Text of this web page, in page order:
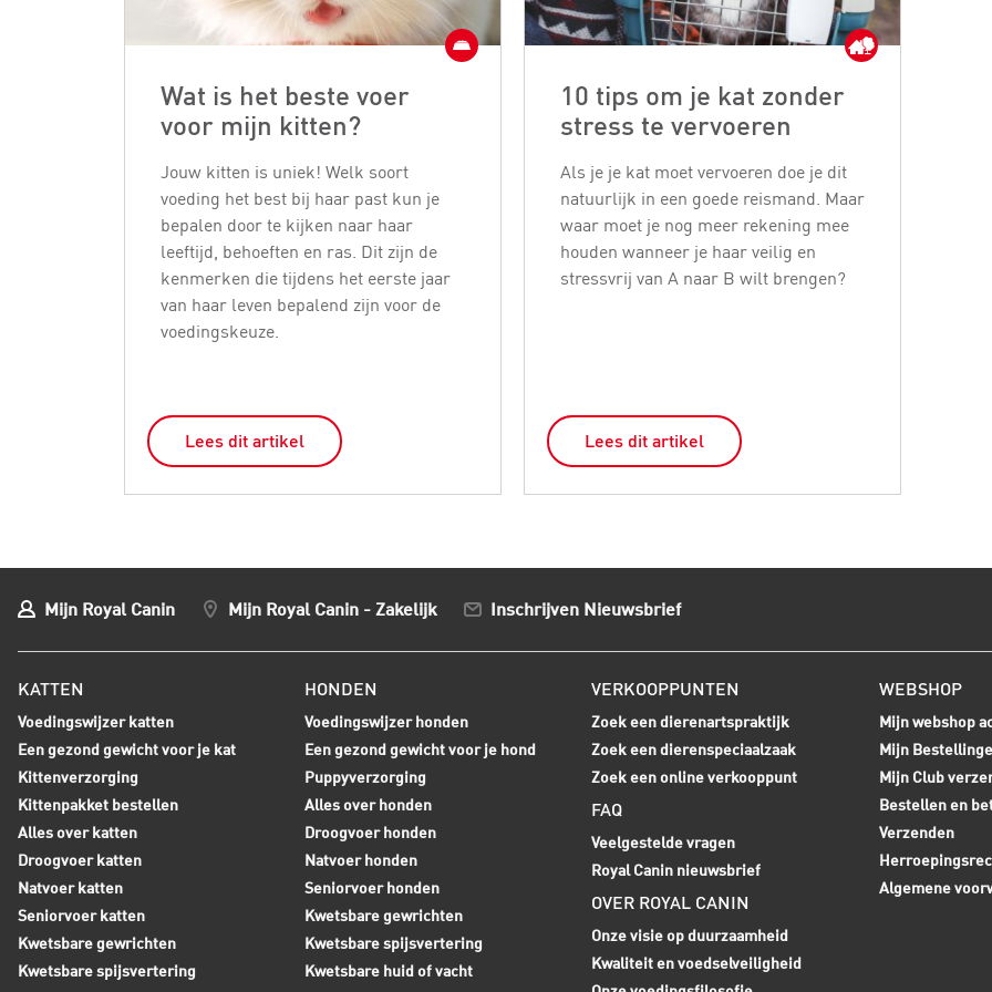
Wat is het beste voer
voor mijn kitten?
Jouw kitten is uniek! Welk soort
voeding het best bij haar past kun je
bepalen door te kijken naar haar
leeftijd, behoeften en ras. Dit zijn de
kenmerken die tijdens het eerste jaar
van haar leven bepalend zijn voor de
voedingskeuze.
Lees dit artikel
10 tips om je kat zonder
stress te vervoeren
Als je je kat moet vervoeren doe je dit
natuurlijk in een goede reismand. Maar
waar moet je nog meer rekening mee
houden wanneer je haar veilig en
stressvrij van A naar B wilt brengen?
Lees dit artikel
Mijn Royal Canin Mijn Royal Canin - Zakelijk Inschrijven Nieuwsbrief
KATTEN
Voedingswijzer katten
Een gezond gewicht voor je kat
Kittenverzorging
Kittenpakket bestellen
Alles over katten
Droogvoer katten
Natvoer katten
Seniorvoer katten
Kwetsbare gewrichten
Kwetsbare spijsvertering
HONDEN
Voedingswijzer honden
Een gezond gewicht voor je hond
Puppyverzorging
Alles over honden
Droogvoer honden
Natvoer honden
Seniorvoer honden
Kwetsbare gewrichten
Kwetsbare spijsvertering
Kwetsbare huid of vacht
VERKOOPPUNTEN
Zoek een dierenartspraktijk
Zoek een dierenspeciaalzaak
Zoek een online verkooppunt
FAQ
Veelgestelde vragen
Royal Canin nieuwsbrief
OVER ROYAL CANIN
Onze visie op duurzaamheid
Kwaliteit en voedselveiligheid
WEBSHOP
Mijn webshop
Mijn
Mijn Club
Bestellen en
Verzenden
Algemene